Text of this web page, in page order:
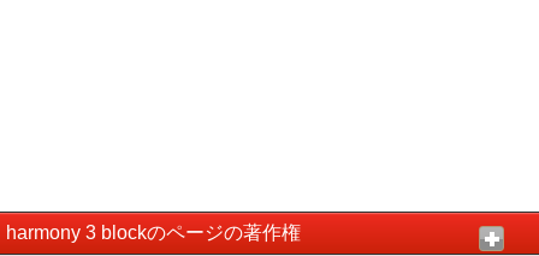
harmony 3 blockのページの著作権